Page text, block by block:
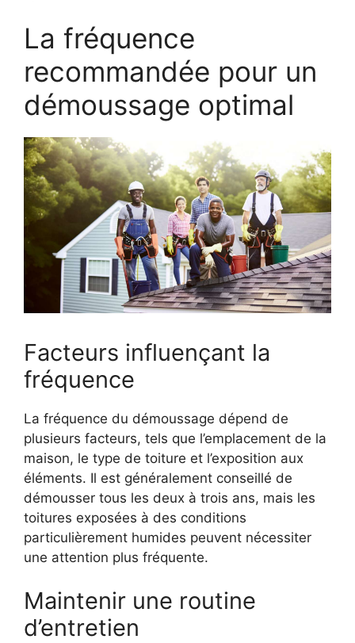
La fréquence
recommandée pour un
démoussage optimal
Facteurs influençant la
fréquence
La fréquence du démoussage dépend de
plusieurs facteurs, tels que l’emplacement de la
maison, le type de toiture et l’exposition aux
éléments. Il est généralement conseillé de
démousser tous les deux à trois ans, mais les
toitures exposées à des conditions
particulièrement humides peuvent nécessiter
une attention plus fréquente.
Maintenir une routine
d’entretien